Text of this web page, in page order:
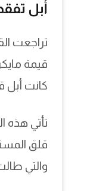
أبل تفقد 700 مليار دولار من قيمتها وتتنازل عن الصدارة
كانت أبل
قلق
والتي طالت